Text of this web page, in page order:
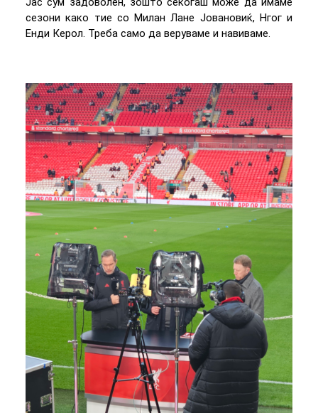
сезони како тие со Милан Лане Јовановиќ, Нгог и
Енди Керол. Треба само да веруваме и навиваме.